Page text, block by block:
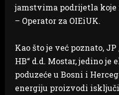
jamstvima podrijetla
– Operator za OIEiUK.
Kao što je već poznato,
HB“ d.d. Mostar, jedino
poduzeće u Bosni i
energiju proizvodi